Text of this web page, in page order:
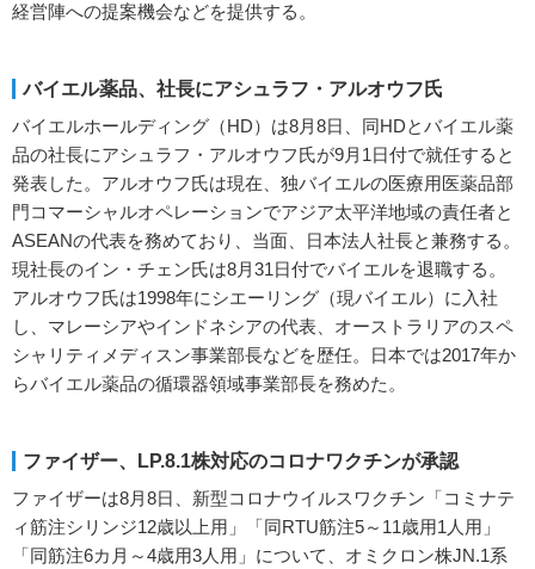
経営陣への提案機会などを提供する。
バイエル薬品、社長にアシュラフ・アルオウフ氏
バイエルホールディング（HD）は8月8日、同HDとバイエル薬
品の社長にアシュラフ・アルオウフ氏が9月1日付で就任すると
発表した。アルオウフ氏は現在、独バイエルの医療用医薬品部
門コマーシャルオペレーションでアジア太平洋地域の責任者と
ASEANの代表を務めており、当面、日本法人社長と兼務する。
現社長のイン・チェン氏は8月31日付でバイエルを退職する。
アルオウフ氏は1998年にシエーリング（現バイエル）に入社
し、マレーシアやインドネシアの代表、オーストラリアのスペ
シャリティメディスン事業部長などを歴任。日本では2017年か
らバイエル薬品の循環器領域事業部長を務めた。
ファイザー、LP.8.1株対応のコロナワクチンが承認
ファイザーは8月8日、新型コロナウイルスワクチン「コミナテ
ィ筋注シリンジ12歳以上用」「同RTU筋注5～11歳用1人用」
「同筋注6カ月～4歳用3人用」について、オミクロン株JN.1系